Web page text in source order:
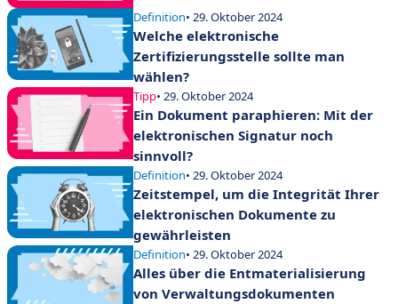
Definition• 29. Oktober 2024
Welche elektronische
Zertifizierungsstelle sollte man
wählen?
Tipp• 29. Oktober 2024
Ein Dokument paraphieren: Mit der
elektronischen Signatur noch
sinnvoll?
Definition• 29. Oktober 2024
Zeitstempel, um die Integrität Ihrer
elektronischen Dokumente zu
gewährleisten
Definition• 29. Oktober 2024
Alles über die Entmaterialisierung
von Verwaltungsdokumenten